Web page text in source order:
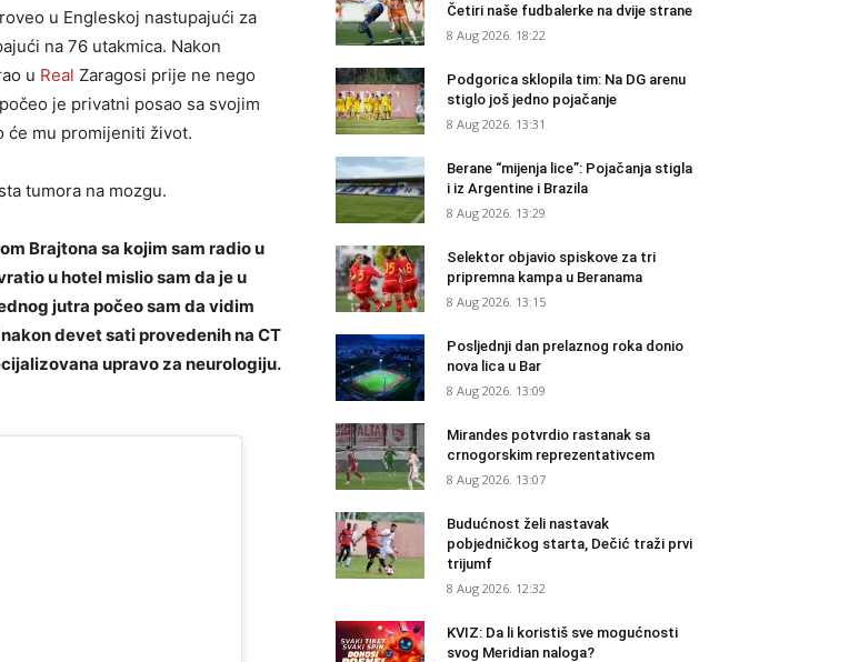
u Engleskoj nastupajući za
na 76 utakmica. Nakon
u Real Zaragosi prije ne nego
je privatni posao sa svojim
će mu promijeniti život.
tumora na mozgu.
Brajtona sa kojim sam radio u
u hotel mislio sam da je u
jutra počeo sam da vidim
devet sati provedenih na CT
upravo za neurologiju.
Četiri naše fudbalerke na dvije strane
8 Aug 2026. 18:22
Podgorica sklopila tim: Na DG arenu
stiglo još jedno pojačanje
8 Aug 2026. 13:31
Berane “mijenja lice”: Pojačanja stigla
i iz Argentine i Brazila
8 Aug 2026. 13:29
Selektor objavio spiskove za tri
pripremna kampa u Beranama
8 Aug 2026. 13:15
Posljednji dan prelaznog roka donio
nova lica u Bar
8 Aug 2026. 13:09
Mirandes potvrdio rastanak sa
crnogorskim reprezentativcem
8 Aug 2026. 13:07
Budućnost želi nastavak
pobjedničkog starta, Dečić traži prvi
trijumf
8 Aug 2026. 12:32
KVIZ: Da li koristiš sve mogućnosti
svog Meridian naloga?